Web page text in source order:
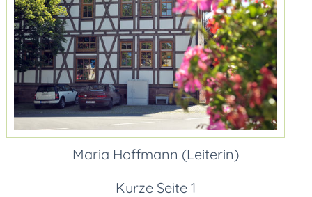
Maria Hoffmann (Leiterin)
Kurze Seite 1